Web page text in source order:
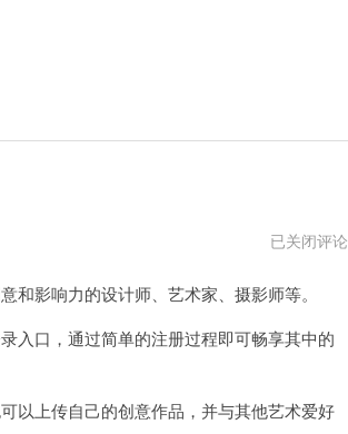
ins
网
版
入
已关闭评论
影响力的设计师、艺术家、摄影师等。
口，通过简单的注册过程即可畅享其中的
上传自己的创意作品，并与其他艺术爱好